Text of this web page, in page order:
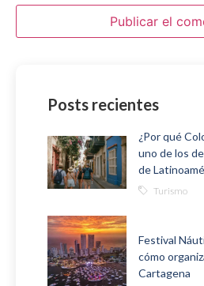
Posts recientes
¿Por qué
uno de los
de
Turismo
Festival
cómo
Cartagena